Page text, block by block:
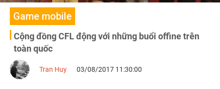
Game mobile
Cộng đồng CFL động với những buổi offine trên
toàn quốc
Tran Huy 03/08/2017 11:30:00